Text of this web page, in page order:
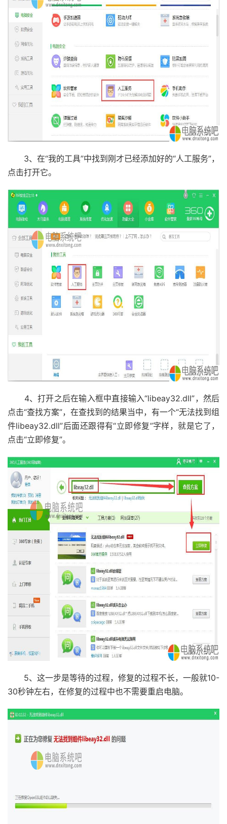
3、在“我的工具”中找到刚才已经添加好的“人工服务”，
点击打开它。
4、打开之后在输入框中直接输入“libeay32.dll”，然后
点击“查找方案”，在查找到的结果当中，有一个“无法找到组
件libeay32.dll”后面还跟得有“立即修复”字样，就是它了，
点击“立即修复”。
5、这一步是等待的过程，修复的过程不长，一般就10-
30秒钟左右，在修复的过程中也不需要重启电脑。